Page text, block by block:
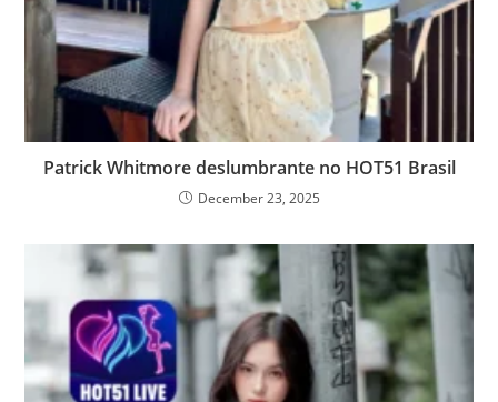
Patrick Whitmore deslumbrante no HOT51 Brasil
December 23, 2025